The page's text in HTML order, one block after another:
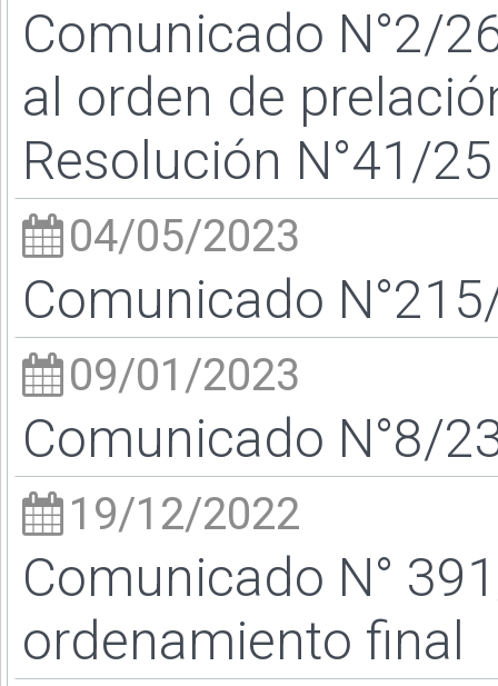
Comunicado N°2/
al orden de
Resolución N°41/25
04/05/2023
Comunicado
09/01/2023
Comunicado N°8/
19/12/2022
Comunicado N°
ordenamiento final